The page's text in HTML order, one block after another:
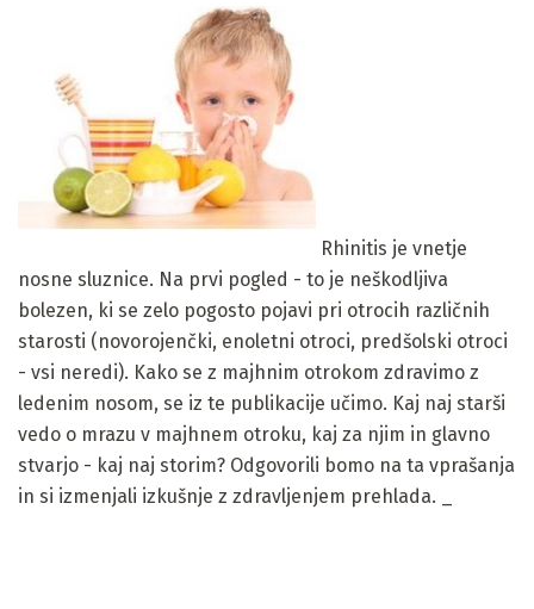
Rhinitis je vnetje
nosne sluznice. Na prvi pogled - to je neškodljiva
bolezen, ki se zelo pogosto pojavi pri otrocih različnih
starosti (novorojenčki, enoletni otroci, predšolski otroci
- vsi neredi). Kako se z majhnim otrokom zdravimo z
ledenim nosom, se iz te publikacije učimo. Kaj naj starši
vedo o mrazu v majhnem otroku, kaj za njim in glavno
stvarjo - kaj naj storim? Odgovorili bomo na ta vprašanja
in si izmenjali izkušnje z zdravljenjem prehlada. _